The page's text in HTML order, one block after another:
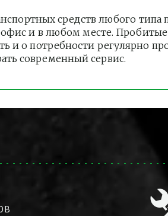
средств любого
офис и в любом месте.
и о потребности регулярно
современный сервис.